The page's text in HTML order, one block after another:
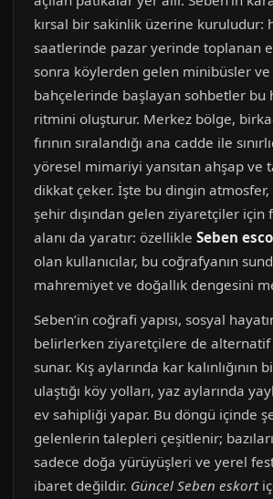
kırsal bir sakinlik üzerine kuruludur:
saatlerinde pazar yerinde toplanan
sonra köylerden gelen minibüsler
bahçelerinde başlayan sohbetler bu
ritmini oluşturur. Merkez bölge,
fırının sıralandığı ana cadde ile
yöresel mimariyi yansıtan ahşap ve
dikkat çeker. İşte bu dingin
şehir dışından gelen ziyaretçiler için
alanı da yaratır: özellikle Seben
olan kullanıcılar, bu coğrafyanın
mahremiyet ve doğallık dengesini
Seben’in coğrafi yapısı, sosyal
belirlerken ziyaretçilere de
sunar. Kış aylarında kar kalınlığının
ulaştığı köy yolları, yaz aylarında
ev sahipliği yapar. Bu döngü içinde
gelenlerin talepleri çeşitlenir;
sadece doğa yürüyüşleri ve yerel
ibaret değildir. Güncel Seben eskort